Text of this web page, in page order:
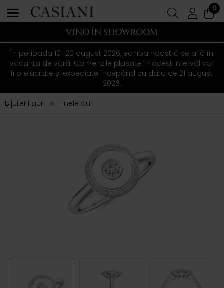
0
VINO ÎN SHOWROOM
În perioada 10–20 august 2026, echipa noastră se află în
vacanța de vară. Comenzile plasate în acest interval vor
fi prelucrate și expediate începând cu data de 21 august
2026.
Bijuterii aur
Inele aur